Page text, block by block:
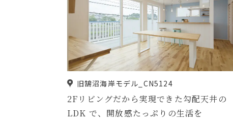
旧鵠沼海岸モデル_CN5124
2Fリビングだから実現できた勾配天井の
LDK で、開放感たっぷりの生活を